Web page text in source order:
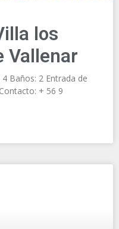
los
Vallenar
Baños: 2 Entrada de
+ 56 9